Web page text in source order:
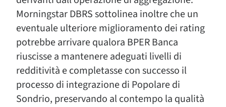
Morningstar DBRS sottolinea inoltre che un
eventuale ulteriore miglioramento dei rating
potrebbe arrivare qualora BPER Banca
riuscisse a mantenere adeguati livelli di
redditività e completasse con successo il
processo di integrazione di Popolare di
Sondrio, preservando al contempo la qualità